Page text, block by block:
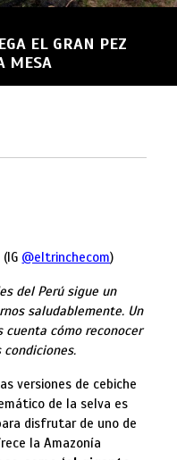
EL GRAN PEZ
MESA
@eltrinchecom)
del Perú sigue un
saludablemente. Un
cuenta cómo reconocer
condiciones.
versiones de cebiche
de la selva es
disfrutar de uno de
la Amazonía